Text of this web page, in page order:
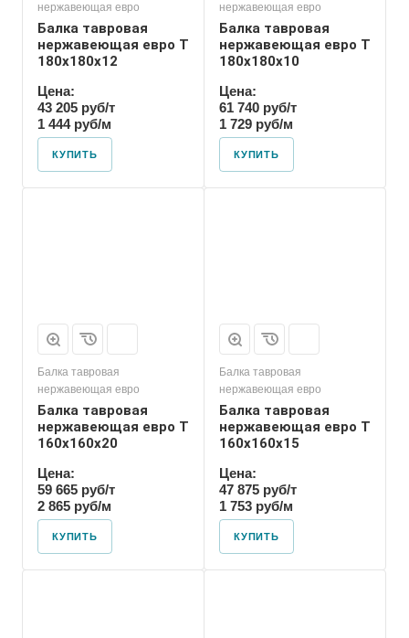
нержавеющая евро
Балка тавровая
нержавеющая евро T
180х180х12
Цена:
43 205 руб/т
1 444 руб/м
КУПИТЬ
нержавеющая евро
Балка тавровая
нержавеющая евро T
180х180х10
Цена:
61 740 руб/т
1 729 руб/м
КУПИТЬ
Балка тавровая
нержавеющая евро
Балка тавровая
нержавеющая евро T
160х160х20
Цена:
59 665 руб/т
2 865 руб/м
КУПИТЬ
Балка тавровая
нержавеющая евро
Балка тавровая
нержавеющая евро T
160х160х15
Цена:
47 875 руб/т
1 753 руб/м
КУПИТЬ